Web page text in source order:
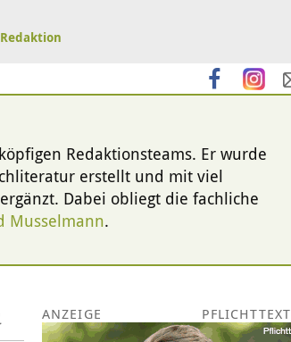
Redaktionsteams. Er wurde
erstellt und mit viel
Dabei obliegt die fachliche
Musselmann.
PFLICHTTEXT